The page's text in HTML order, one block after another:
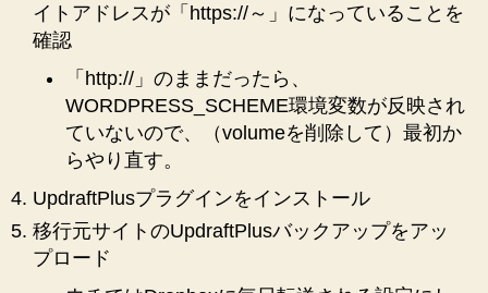
イトアドレスが「https://～」になっていることを
確認
「http://」のままだったら、
WORDPRESS_SCHEME環境変数が反映され
ていないので、（volumeを削除して）最初か
らやり直す。
UpdraftPlusプラグインをインストール
移行元サイトのUpdraftPlusバックアップをアッ
プロード